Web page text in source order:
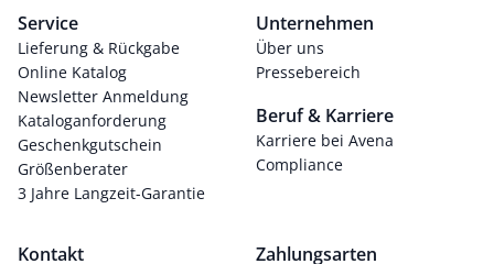
Service
Lieferung & Rückgabe
Online Katalog
Newsletter Anmeldung
Kataloganforderung
Geschenkgutschein
Größenberater
3 Jahre Langzeit-Garantie
Unternehmen
Über uns
Pressebereich
Beruf & Karriere
Karriere bei Avena
Compliance
Kontakt Zahlungsarten